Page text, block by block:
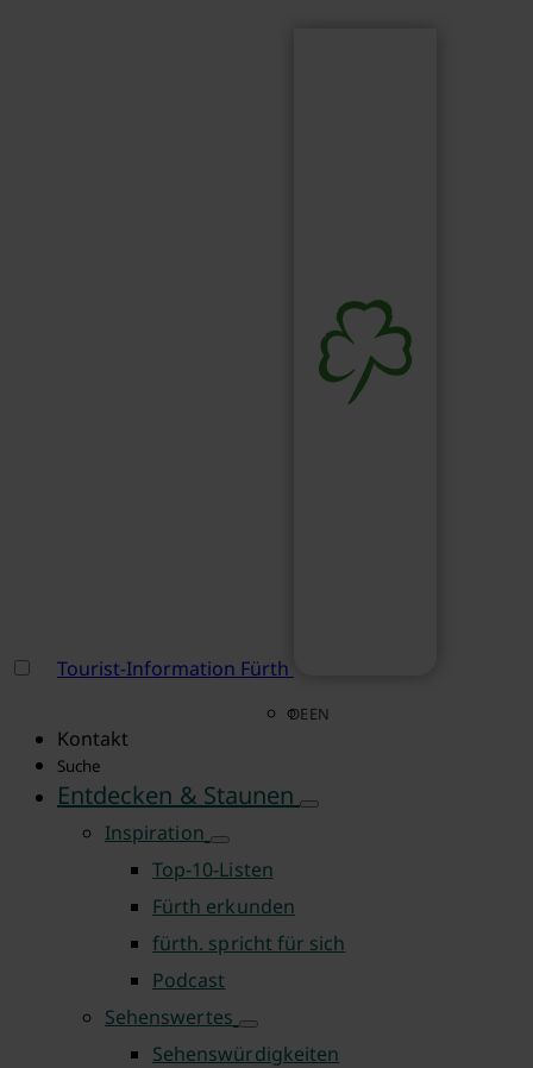
Tourist-Information Fürth
DEEN
Kontakt
Suche
Entdecken & Staunen
Inspiration
Top-10-Listen
Fürth erkunden
fürth. spricht für sich
Podcast
Sehenswertes
Sehenswürdigkeiten